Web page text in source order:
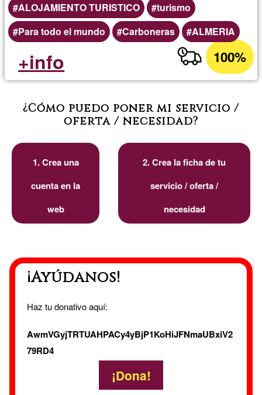
ALOJAMIENTO TURISTICO
turismo
Para todo el mundo
Carboneras ALMERIA
100%
+info
¿Cómo puedo poner mi servicio /
oferta / necesidad?
1. Crea una
cuenta en la
web
2. Crea la ficha de tu
servicio / oferta /
necesidad
¡Ayúdanos!
Haz tu donativo aquí:
AwmVGyjTRTUAHPACy4yBjP1KoHiJFNmaUBxiV2
79RD4
¡Dona!